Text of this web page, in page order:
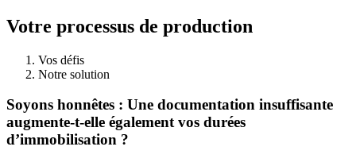
Votre processus de production
Vos défis
Notre solution
Soyons honnêtes : Une documentation insuffisante
augmente-t-elle également vos durées
d’immobilisation ?